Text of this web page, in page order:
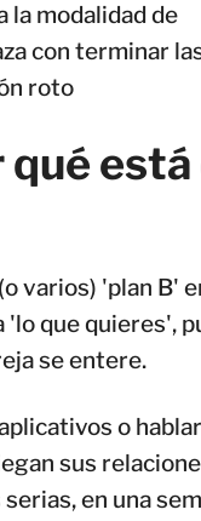
la modalidad de
con terminar
roto
qué está
varios) 'plan B'
'lo que quieres',
se entere.
o
sus
en una